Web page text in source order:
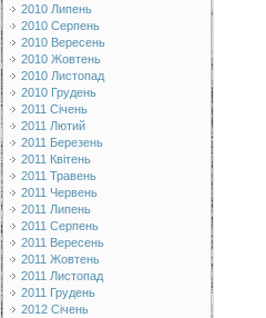
2010 Липень
2010 Серпень
2010 Вересень
2010 Жовтень
2010 Листопад
2010 Грудень
2011 Січень
2011 Лютий
2011 Березень
2011 Квітень
2011 Травень
2011 Червень
2011 Липень
2011 Серпень
2011 Вересень
2011 Жовтень
2011 Листопад
2011 Грудень
2012 Січень